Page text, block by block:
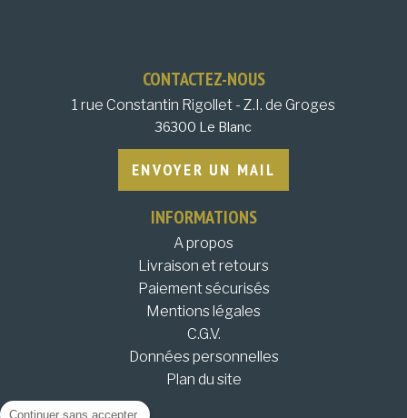
Continuer sans accepter
CONTACTEZ-NOUS
1 rue Constantin Rigollet - Z.I. de Groges
36300 Le Blanc
ENVOYER UN MAIL
INFORMATIONS
A propos
Livraison et retours
Paiement sécurisés
Mentions légales
C.G.V.
Données personnelles
Plan du site